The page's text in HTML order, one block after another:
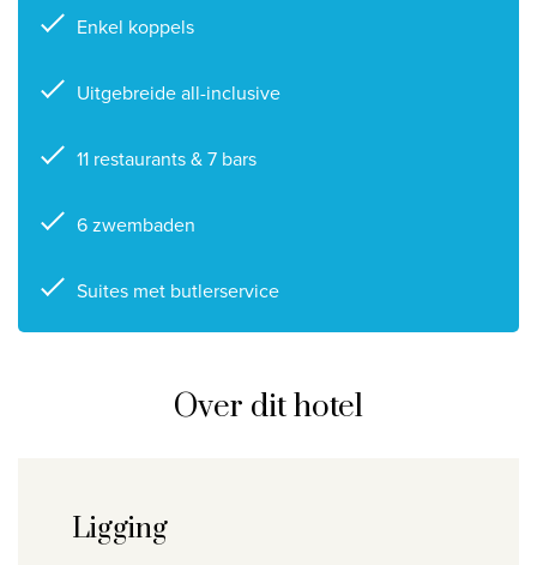
Enkel koppels
Uitgebreide all-inclusive
11 restaurants & 7 bars
6 zwembaden
Suites met butlerservice
Over dit hotel
Ligging